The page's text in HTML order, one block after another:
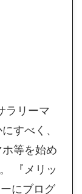
ラリーマ
すべく、
等を始め
『メリッ
にブログ